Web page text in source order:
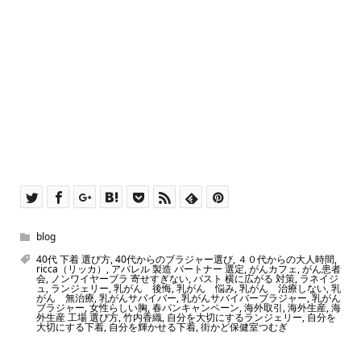
blog
40代 下着 選び方,40代からのブラジャー選び, ４０代からの大人時間,
ricca（リッカ） ,アパレル 製造 パートナー 選定,がんカフェ,がん患者
会, ノンワイヤーブラ 寄せすぎない,バスト 横に広がる 対策,ラネイジ
ュ, ランジェリー,乳がん 後悔,乳がん 悩み,乳がん 治療しない,乳
がん 無治療,乳がんサバイバー,乳がんサバイバーブラジャー,乳がん
ブラジャー,女性らしい胸,春パンキャンペーン,海外取引,海外生産,海
外生産 工場 選び方,竹内香織, 自分を大切にするランジェリー, 自分を
大切にする下着, 自分を輝かせる下着,街かど保健室つむぎ